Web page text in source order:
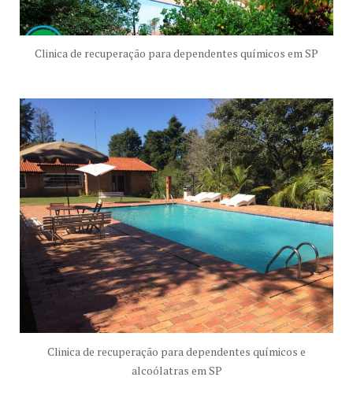
Clinica de recuperação para dependentes químicos em SP
Clinica de recuperação para dependentes químicos e
alcoólatras em SP